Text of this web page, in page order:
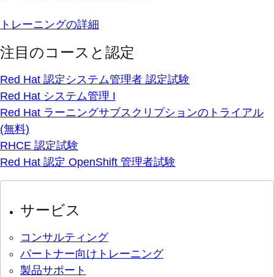
トレーニングの詳細
注目のコースと認定
Red Hat 認定システム管理者 認定試験
Red Hat システム管理 I
Red Hat ラーニングサブスクリプションのトライアル
(無料)
RHCE 認定試験
Red Hat 認定 OpenShift 管理者試験
サービス
コンサルティング
パートナー向けトレーニング
製品サポート